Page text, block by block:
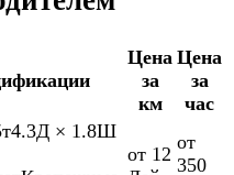
Цена
за
км
Цена
за
час
4.3Д × 1.8Ш
от 12
от
350